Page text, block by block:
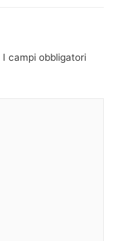
I campi obbligatori